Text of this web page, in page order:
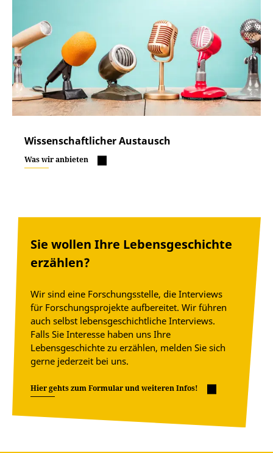
Wissenschaftlicher Austausch
Was wir anbieten
Sie wollen Ihre Lebensgeschichte
erzählen?
Wir sind eine Forschungsstelle, die Interviews
für Forschungsprojekte aufbereitet. Wir führen
auch selbst lebensgeschichtliche Interviews.
Falls Sie Interesse haben uns Ihre
Lebensgeschichte zu erzählen, melden Sie sich
gerne jederzeit bei uns.
Hier gehts zum Formular und weiteren Infos!